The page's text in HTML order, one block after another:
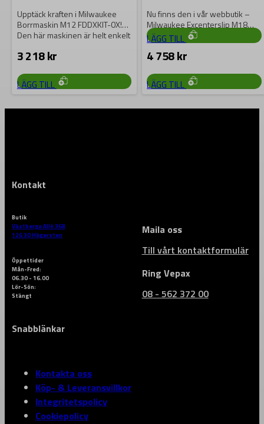
7 013kr
LÄGG TILL
Upptäck kraften i Milwaukee
Borrmaskin M12 FDDXKIT-0X!
Den här maskinen är helt enkelt
3 218kr
LÄGG TILL
Nu finns den i vår webbutik –
Milwaukee Excenterslip M18
BOS125-502B! Denna maskin
med hög…
4 758kr
LÄGG TILL
Kontakt
Butik
Västberga Allé 36B
126 30 Hägersten
Maila oss
Till vårt kontaktformulär
Öppettider
Mån-Fred:
06.30 - 16.00
Lör-Sön:
Stängt
Ring Vepax
08 - 562 372 00
Snabblänkar
Kontakta oss
Köp- & Leveransvillkor
Integritetspolicy
Cookiepolicy